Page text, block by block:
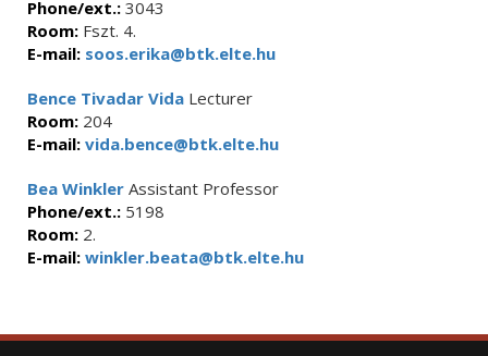
Phone/ext.: 3043
Room: Fszt. 4.
E-mail: soos.erika@btk.elte.hu
Bence Tivadar Vida Lecturer
Room: 204
E-mail: vida.bence@btk.elte.hu
Bea Winkler Assistant Professor
Phone/ext.: 5198
Room: 2.
E-mail: winkler.beata@btk.elte.hu